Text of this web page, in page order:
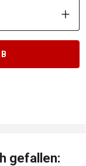
gefallen: